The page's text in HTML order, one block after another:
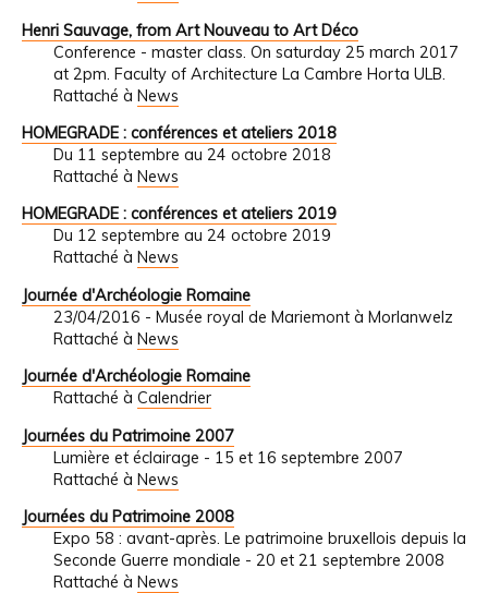
Henri Sauvage, from Art Nouveau to Art Déco
Conference - master class. On saturday 25 march 2017
at 2pm. Faculty of Architecture La Cambre Horta ULB.
Rattaché à News
HOMEGRADE : conférences et ateliers 2018
Du 11 septembre au 24 octobre 2018
Rattaché à News
HOMEGRADE : conférences et ateliers 2019
Du 12 septembre au 24 octobre 2019
Rattaché à News
Journée d'Archéologie Romaine
23/04/2016 - Musée royal de Mariemont à Morlanwelz
Rattaché à News
Journée d'Archéologie Romaine
Rattaché à Calendrier
Journées du Patrimoine 2007
Lumière et éclairage - 15 et 16 septembre 2007
Rattaché à News
Journées du Patrimoine 2008
Expo 58 : avant-après. Le patrimoine bruxellois depuis la
Seconde Guerre mondiale - 20 et 21 septembre 2008
Rattaché à News